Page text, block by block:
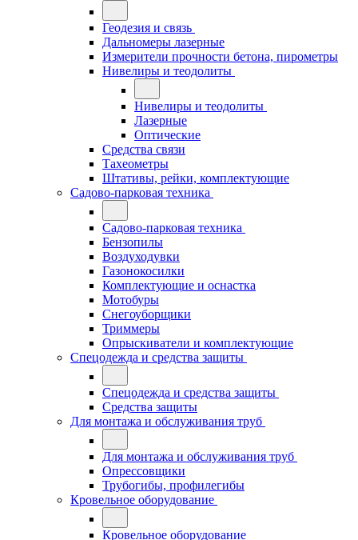
Геодезия и связь
Дальномеры лазерные
Измерители прочности бетона, пирометры
Нивелиры и теодолиты
Нивелиры и теодолиты
Лазерные
Оптические
Средства связи
Тахеометры
Штативы, рейки, комплектующие
Садово-парковая техника
Садово-парковая техника
Бензопилы
Воздуходувки
Газонокосилки
Комплектующие и оснастка
Мотобуры
Снегоуборщики
Триммеры
Опрыскиватели и комплектующие
Спецодежда и средства защиты
Спецодежда и средства защиты
Средства защиты
Для монтажа и обслуживания труб
Для монтажа и обслуживания труб
Опрессовщики
Трубогибы, профилегибы
Кровельное оборудование
Кровельное оборудование